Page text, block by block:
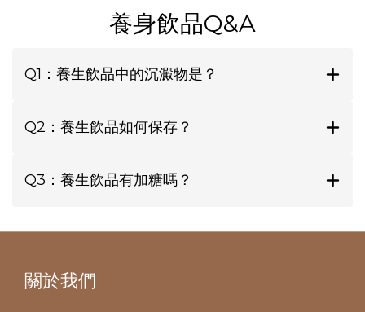
養身飲品Q&A
Q1：養生飲品中的沉澱物是？
Q2：養生飲品如何保存？
Q3：養生飲品有加糖嗎？
關於我們